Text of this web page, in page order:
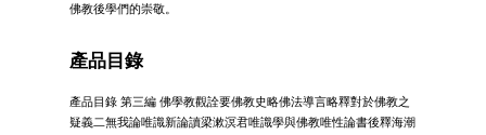
佛教後學們的崇敬。
產品目錄
產品目錄 第三編 佛學教觀詮要佛教史略佛法導言略釋對於佛教之
疑義二無我論唯識新論讀梁漱溟君唯識學與佛教唯性論書後釋海潮